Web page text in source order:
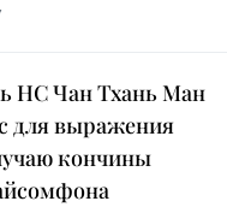
НС Чан Тхань Ман
для выражения
кончины